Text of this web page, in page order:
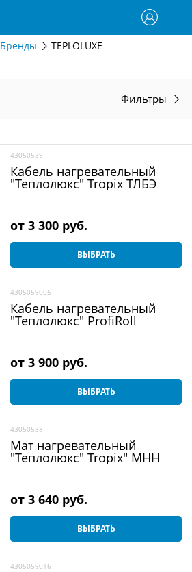
Бренды TEPLOLUXE
Фильтры
43050539
Кабель нагревательный
"Теплолюкс" Tropix ТЛБЭ
от3 300 руб.
ВЫБРАТЬ
4305059005
Кабель нагревательный
"Теплолюкс" ProfiRoll
от3 900 руб.
ВЫБРАТЬ
43050538
Мат нагревательный
"Теплолюкс" Tropix" МНН
от3 640 руб.
ВЫБРАТЬ
4305059016